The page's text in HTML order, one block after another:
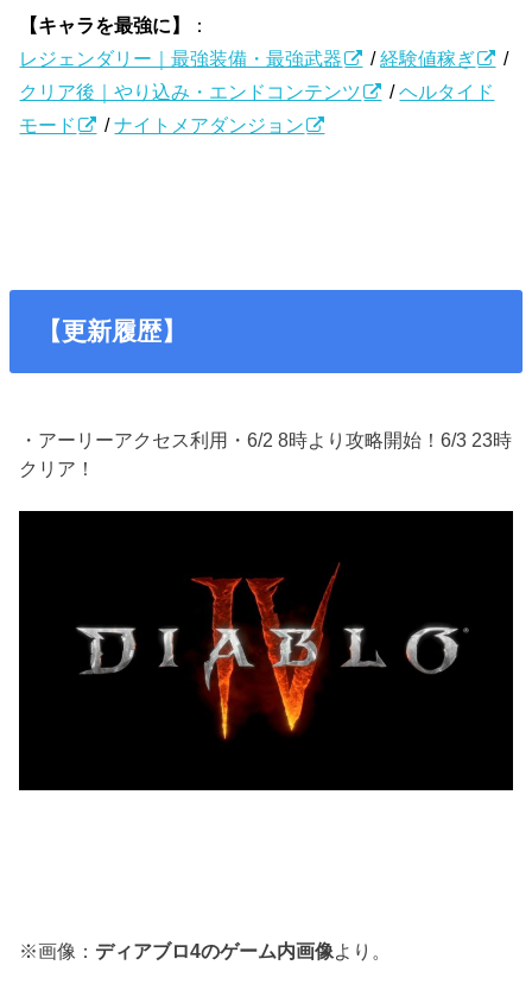
【キャラを最強に】
：
レジェンダリー｜最強装備・最強武器
/経験値稼ぎ
/
クリア後｜やり込み・エンドコンテンツ
/ヘルタイド
モード
/ナイトメアダンジョン
【更新履歴】
・アーリーアクセス利用・6/2 8時より攻略開始！6/3 23時
クリア！
※画像： ディアブロ4のゲーム内画像より。